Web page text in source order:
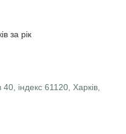
за рік
індекс 61120, Харків,